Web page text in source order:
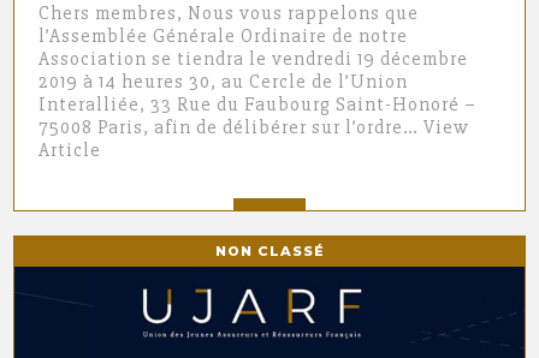
Chers membres, Nous vous rappelons que
l’Assemblée Générale Ordinaire de notre
Association se tiendra le vendredi 19 décembre
2019 à 14 heures 30, au Cercle de l’Union
Interalliée, 33 Rue du Faubourg Saint-Honoré –
75008 Paris, afin de délibérer sur l’ordre…View
Article
NON CLASSÉ